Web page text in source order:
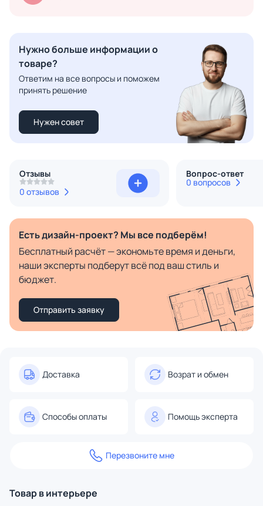
Нужно больше информации о
товаре?
Ответим на все вопросы и поможем
принять решение
Нужен совет
Отзывы
0 отзывов
Вопрос-ответ
0 вопросов
Есть дизайн-проект? Мы все подберём!
Бесплатный расчёт — экономьте время и деньги,
наши эксперты подберут всё под ваш стиль и
бюджет.
Отправить заявку
Доставка Возрат и обмен
Способы оплаты Помощь эксперта
Перезвоните мне
Товар в интерьере